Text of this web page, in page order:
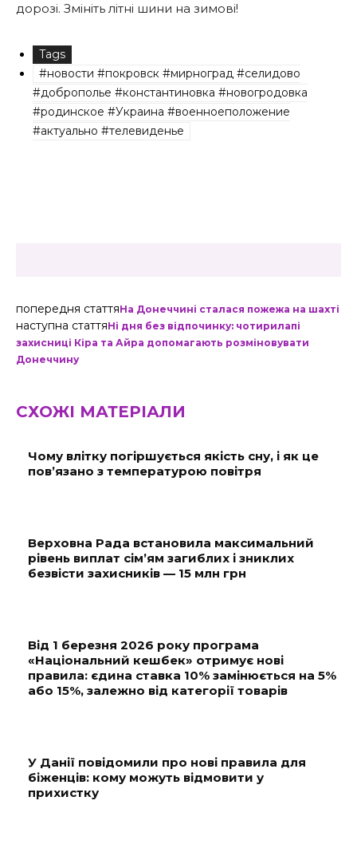
дорозі. Змініть літні шини на зимові!
Tags
#новости #покровск #мирноград #селидово
#доброполье #константиновка #новогродовка
#родинское #Украина #военноеположение
#актуально #телевиденье
попередня статтяНа Донеччині сталася пожежа на шахті
наступна статтяНі дня без відпочинку: чотирилапі
захисниці Кіра та Айра допомагають розміновувати
Донеччину
СХОЖІ МАТЕРІАЛИ
Чому влітку погіршується якість сну, і як це
пов’язано з температурою повітря
Верховна Рада встановила максимальний
рівень виплат сім’ям загиблих і зниклих
безвісти захисників — 15 млн грн
Від 1 березня 2026 року програма
«Національний кешбек» отримує нові
правила: єдина ставка 10% замінюється на 5%
або 15%, залежно від категорії товарів
У Данії повідомили про нові правила для
біженців: кому можуть відмовити у
прихистку